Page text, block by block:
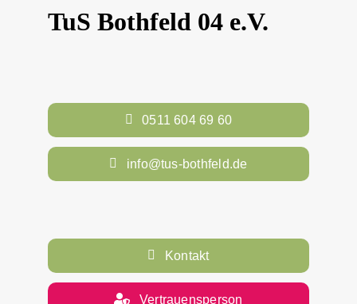
TuS Bothfeld 04 e.V.
0511 604 69 60
info@tus-bothfeld.de
Kontakt
Vertrauensperson